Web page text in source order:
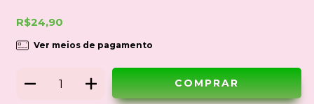
R$24,90
Ver meios de pagamento